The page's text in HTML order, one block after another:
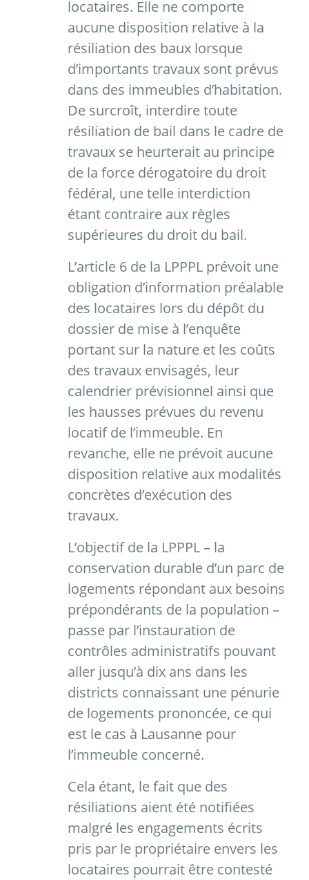
locataires. Elle ne comporte
aucune disposition relative à la
résiliation des baux lorsque
d’importants travaux sont prévus
dans des immeubles d’habitation.
De surcroît, interdire toute
résiliation de bail dans le cadre de
travaux se heurterait au principe
de la force dérogatoire du droit
fédéral, une telle interdiction
étant contraire aux règles
supérieures du droit du bail.
L’article 6 de la LPPPL prévoit une
obligation d’information préalable
des locataires lors du dépôt du
dossier de mise à l’enquête
portant sur la nature et les coûts
des travaux envisagés, leur
calendrier prévisionnel ainsi que
les hausses prévues du revenu
locatif de l’immeuble. En
revanche, elle ne prévoit aucune
disposition relative aux modalités
concrètes d’exécution des
travaux.
L’objectif de la LPPPL – la
conservation durable d’un parc de
logements répondant aux besoins
prépondérants de la population –
passe par l’instauration de
contrôles administratifs pouvant
aller jusqu’à dix ans dans les
districts connaissant une pénurie
de logements prononcée, ce qui
est le cas à Lausanne pour
l’immeuble concerné.
Cela étant, le fait que des
résiliations aient été notifiées
malgré les engagements écrits
pris par le propriétaire envers les
locataires pourrait être contesté